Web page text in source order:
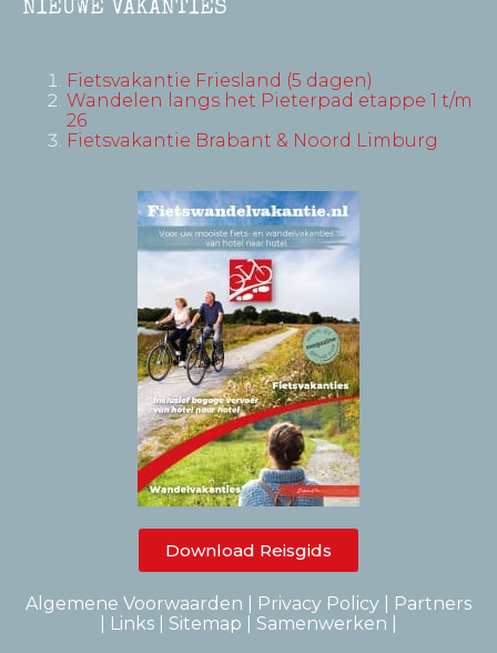
NIEUWE VAKANTIES
Fietsvakantie Friesland (5 dagen)
Wandelen langs het Pieterpad etappe 1 t/m
26
Fietsvakantie Brabant & Noord Limburg
Download Reisgids
Algemene Voorwaarden Privacy Policy
Partners
Links | Sitemap Samenwerken